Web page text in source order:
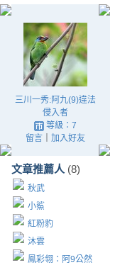
三川一秀:阿九(9)違法
侵入者
等級：7
留言｜ 加入好友
文章推薦人 (8)
秋武
小鯊
紅粉豹
沐雲
鳳彩翎：阿9公然